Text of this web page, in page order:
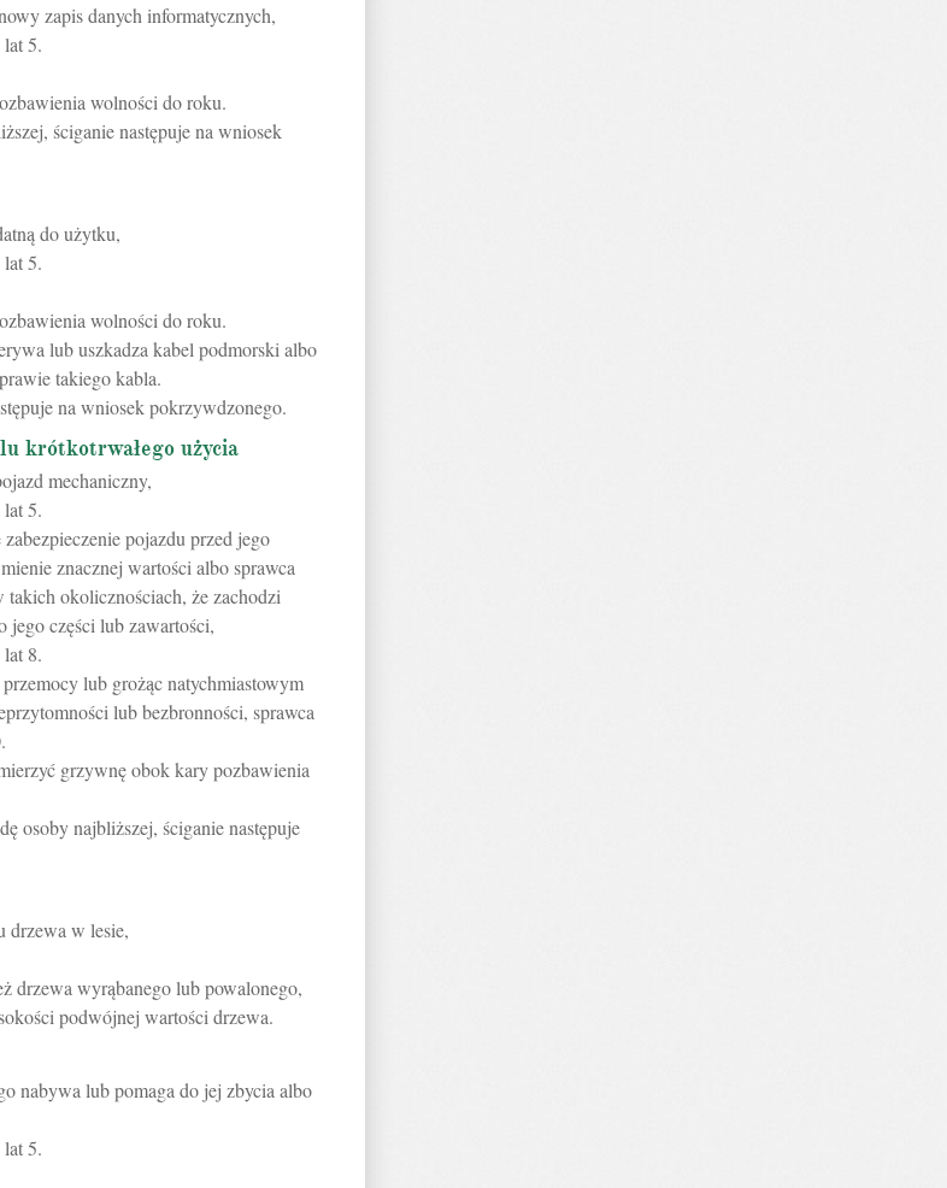
zapis danych informatycznych,
5.
wolności do roku.
ściganie następuje na wniosek
do użytku,
5.
wolności do roku.
lub uszkadza kabel podmorski albo
takiego kabla.
na wniosek pokrzywdzonego.
krótkotrwałego użycia
mechaniczny,
5.
pojazdu przed jego
znacznej wartości albo sprawca
okolicznościach, że zachodzi
jego części lub zawartości,
8.
lub grożąc natychmiastowym
lub bezbronności, sprawca
grzywnę obok kary pozbawienia
osoby najbliższej, ściganie następuje
drzewa w lesie,
drzewa wyrąbanego lub powalonego,
podwójnej wartości drzewa.
nabywa lub pomaga do jej zbycia albo
5.